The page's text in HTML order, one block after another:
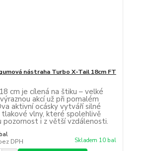
nástraha Turbo X-Tail 18cm FT
cm je cílená na štiku – velké
akcí už při pomalém
aktivní ocásky vytváří silné
tlakové vlny, které spolehlivě
pozornost i z větší vzdálenosti.
DPH Skladem 10 bal